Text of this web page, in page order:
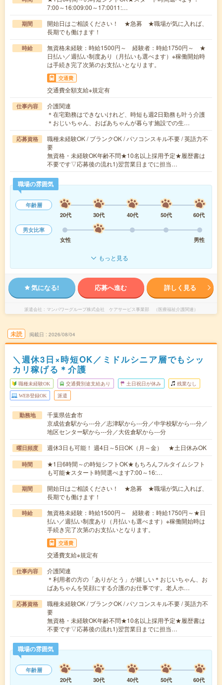
7:00～16:009:00～17:0011:…
期間
開始日はご相談ください！ ★急募 ★職場が気に入れば、
長期でも働けます！
時給
無資格未経験：時給1500円～ 経験者：時給1750円～ ★
日払い／週払い制度あり（月払いも選べます）※稼働開始時
は手続き完了次第のお支払いとなります。
交通費
交通費全額支給※規定有
仕事内容
介護関連
＊在宅勤務はできないけれど、時短も週2日勤務も叶う介護
＊おじいちゃん、おばあちゃんが暮らす施設での生…
応募資格
職種未経験OK / ブランクOK / パソコンスキル不要 / 英語力不
要
無資格・未経験OK年齢不問★10名以上採用予定★履歴書は
不要です▽応募後の流れ1)翌営業日までに担当…
職場の雰囲気
年齢層
20代
30代 40代 50代
60代
男女比率
女性
男性
もっと見る
気になる! 応募へ進む 詳しく見る
派遣会社 マンパワーグループ株式会社 ケアサービス事業部 （医療福祉介護関連）
未読 掲載日 2026/08/04
＼週休3日×時短OK／ミドルシニア層でもシッ
カリ稼げる＊介護
職種未経験OK 交通費別途支給あり 土日祝日が休み 残業なし
WEB登録OK 派遣
勤務地
千葉県佐倉市
京成佐倉駅から---分／志津駅から---分／中学校駅から---分／
地区センター駅から---分／大佐倉駅から---分
曜日頻度 週休3日も可能！ 週4日～5日OK（月～金） ★土日休みOK
時間
★1日6時間～の時短シフトOK★もちろんフルタイムシフト
も可能★スタート時間選べます7:00～16:…
期間
開始日はご相談ください！ ★急募 ★職場が気に入れば、
長期でも働けます！
時給
無資格未経験：時給1500円～ 経験者：時給1750円～★日
払い／週払い制度あり（月払いも選べます）※稼働開始時は
手続き完了次第のお支払いとなります。
交通費
交通費支給※規定有
仕事内容
介護関連
＊利用者の方の「ありがとう」が嬉しい＊おじいちゃん、お
ばあちゃんを笑顔にする介護のお仕事です。老人ホ…
応募資格
職種未経験OK / ブランクOK / パソコンスキル不要 / 英語力不
要
無資格・未経験OK年齢不問★10名以上採用予定★履歴書は
不要です▽応募後の流れ1)翌営業日までに担当…
職場の雰囲気
年齢層
20代
30代 40代 50代
60代